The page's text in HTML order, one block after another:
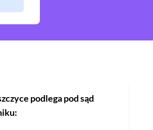
podlega pod sąd
: